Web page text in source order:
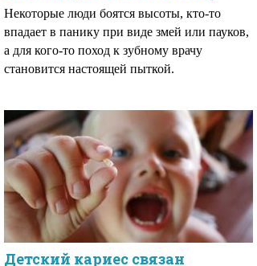
Некоторые люди боятся высоты, кто-то
впадает в панику при виде змей или пауков,
а для кого-то поход к зубному врачу
становится настоящей пыткой.
Детский кариес связан